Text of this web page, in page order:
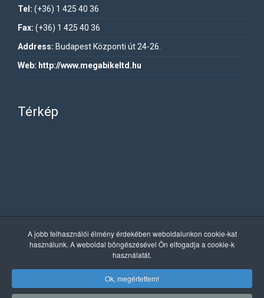
A jobb felhasználói élmény érdekében weboldalunkon cookie-kat
használunk. A weboldal böngészésével Ön elfogadja a cookie-k
használatát.
Ok, megértettem!
Tel: (+36) 1 425 40 36
Fax: (+36) 1 425 40 36
Address: Budapest Központi út 24-26.
Web: http://www.megabikeltd.hu
Térkép